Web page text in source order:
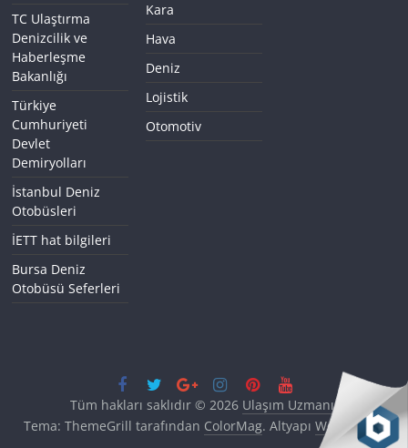
TC Ulaştırma
Denizcilik ve
Haberleşme
Bakanlığı
Türkiye
Cumhuriyeti
Devlet
Demiryolları
İstanbul Deniz
Otobüsleri
İETT hat bilgileri
Bursa Deniz
Otobüsü Seferleri
Kara
Hava
Deniz
Lojistik
Otomotiv
Tüm hakları saklıdır © 2026 Ulaşım Uzmanı.
Tema: ThemeGrill tarafından ColorMag. Altyapı WordPress.